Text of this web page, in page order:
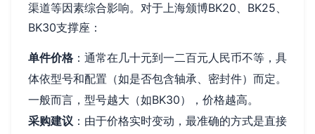
渠道等因素综合影响。对于上海颁博BK20、BK25、
BK30支撑座：
单件价格 ：通常在几十元到一二百元人民币不等，具
体依型号和配置（如是否包含轴承、密封件）而定。
一般而言，型号越大（如BK30），价格越高。
采购建议 ：由于价格实时变动，最准确的方式是直接